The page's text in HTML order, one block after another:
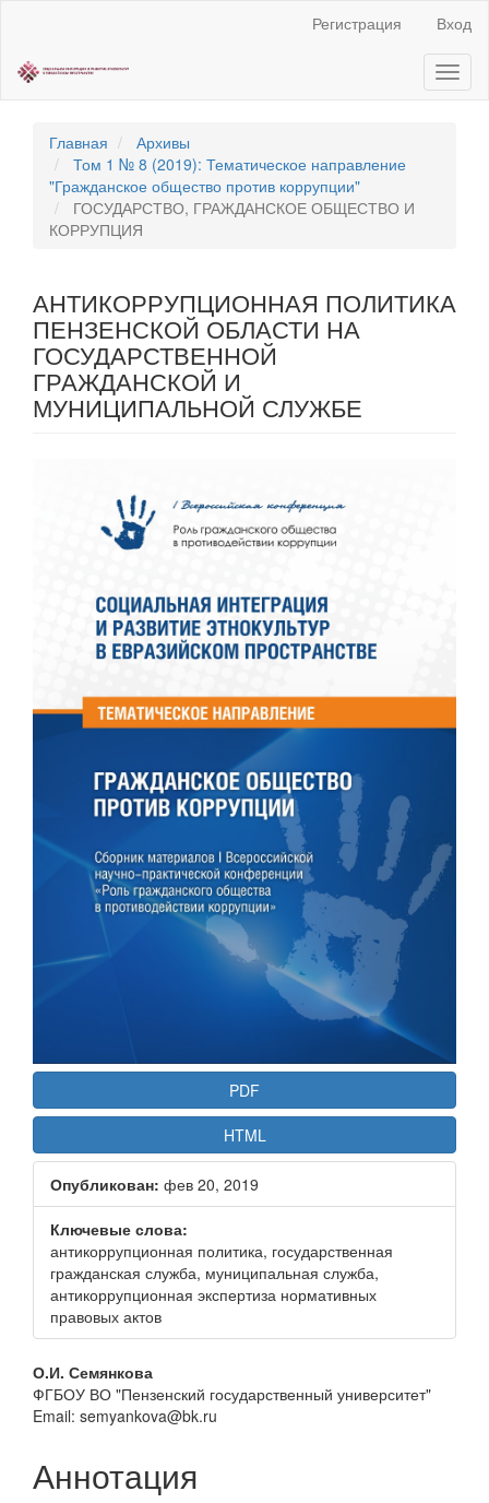
содержанию
страницы
навигация
Основное
содержание
Боковая
панель
Регистрация Вход
Главная
Архивы
Том 1 № 8 (2019): Тематическое направление
"Гражданское общество против коррупции"
ГОСУДАРСТВО, ГРАЖДАНСКОЕ ОБЩЕСТВО И
КОРРУПЦИЯ
АНТИКОРРУПЦИОННАЯ ПОЛИТИКА
ПЕНЗЕНСКОЙ ОБЛАСТИ НА
ГОСУДАРСТВЕННОЙ
ГРАЖДАНСКОЙ И
МУНИЦИПАЛЬНОЙ СЛУЖБЕ
боковой
панели
PDF
HTML
Опубликован: фев 20, 2019
Ключевые слова:
антикоррупционная политика, государственная
гражданская служба, муниципальная служба,
антикоррупционная экспертиза нормативных
правовых актов
Основное
содержание
О.И. Семянкова
ФГБОУ ВО "Пензенский государственный университет"
Email: semyankova@bk.ru
Аннотация